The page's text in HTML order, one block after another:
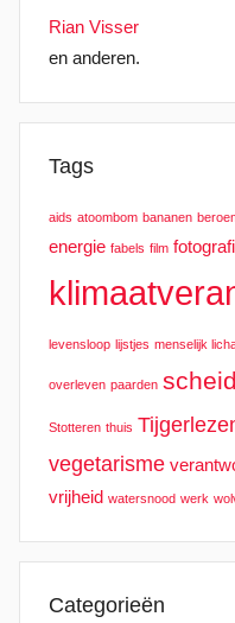
Rian Visser
en anderen.
Tags
aids atoombom bananen
energie fabels film
levensloop lijstjes menselijk
overleven paarden
Stotteren thuis
vegetarisme
vrijheid watersnood werk
Categorieën